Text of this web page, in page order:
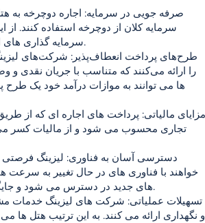
سرمایه کلان از دوچرخه استفاده کنند.
سرمایه گذاری های استراتژیک یا فعالیت های تجاری هدایت کرد.
را ارائه می‌کنند که متناسب با جریان نقدی و
ها می توانند به موازات درآمد خود یک طرح
تجاری محسوب می شود و از مالیات کسر می
خواهند با فناوری های در حال تغییر به سرعت
های جدید در دسترس می شود و جایگزینی دارایی های قدیمی آسان تر می شود.
و نگهداری ارائه می کنند. به این ترتیب هتل ها